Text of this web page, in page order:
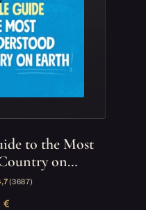
to the Most
on…
(3 687)
€